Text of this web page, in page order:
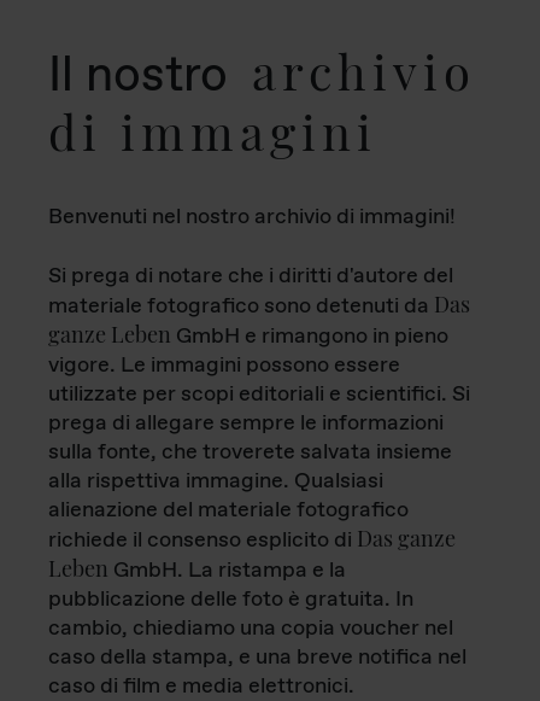
Il nostro archivio
di immagini
Benvenuti nel nostro archivio di immagini!
Si prega di notare che i diritti d'autore del
materiale fotografico sono detenuti da Das
ganze Leben GmbH e rimangono in pieno
vigore. Le immagini possono essere
utilizzate per scopi editoriali e scientifici. Si
prega di allegare sempre le informazioni
sulla fonte, che troverete salvata insieme
alla rispettiva immagine. Qualsiasi
alienazione del materiale fotografico
richiede il consenso esplicito di Das ganze
Leben GmbH. La ristampa e la
pubblicazione delle foto è gratuita. In
cambio, chiediamo una copia voucher nel
caso della stampa, e una breve notifica nel
caso di film e media elettronici.